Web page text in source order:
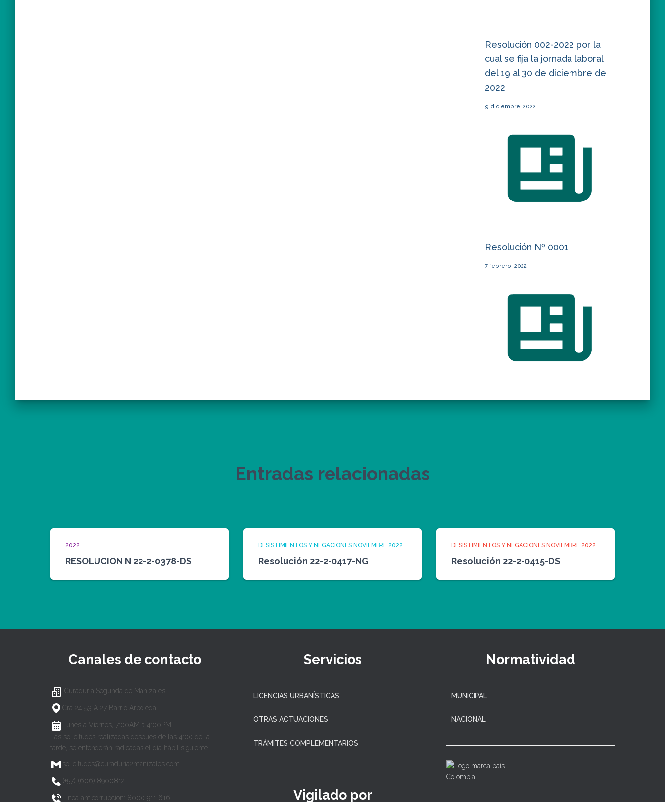
Resolución 002-2022 por la
cual se fija la jornada laboral
del 19 al 30 de diciembre de
2022
9 diciembre, 2022
Resolución Nº 0001
7 febrero, 2022
Entradas relacionadas
2022
RESOLUCION N 22-2-0378-DS
DESISTIMIENTOS Y NEGACIONES NOVIEMBRE 2022
Resolución 22-2-0417-NG
DESISTIMIENTOS Y NEGACIONES NOVIEMBRE 2022
Resolución 22-2-0415-DS
Canales de contacto
Curaduría Segunda de Manizales
Cra 24 53 A 27 Barrio Arboleda
Lunes a Viernes, 7:00AM a 4:00PM
Las solicitudes realizadas después de las 4:00 de la
tarde, se entenderán radicadas el día hábil siguiente.
solicitudes@curaduria2manizales.com
(+57) (606) 8900812
Línea anticorrupción: 8000 911 616
Servicios
LICENCIAS URBANÍSTICAS
OTRAS ACTUACIONES
TRÁMITES COMPLEMENTARIOS
Vigilado por
Normatividad
MUNICIPAL
NACIONAL